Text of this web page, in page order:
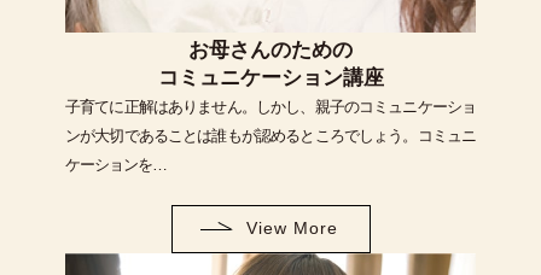
お母さんのための
コミュニケーション講座
子育てに正解はありません。しかし、親子のコミュニケーショ
ンが大切であることは誰もが認めるところでしょう。コミュニ
ケーションを…
View More